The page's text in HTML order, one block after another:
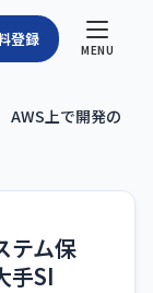
MENU
登録
AWS上で開発の
テム保
手SI